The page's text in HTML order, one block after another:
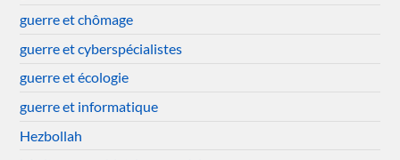
guerre et chômage
guerre et cyberspécialistes
guerre et écologie
guerre et informatique
Hezbollah